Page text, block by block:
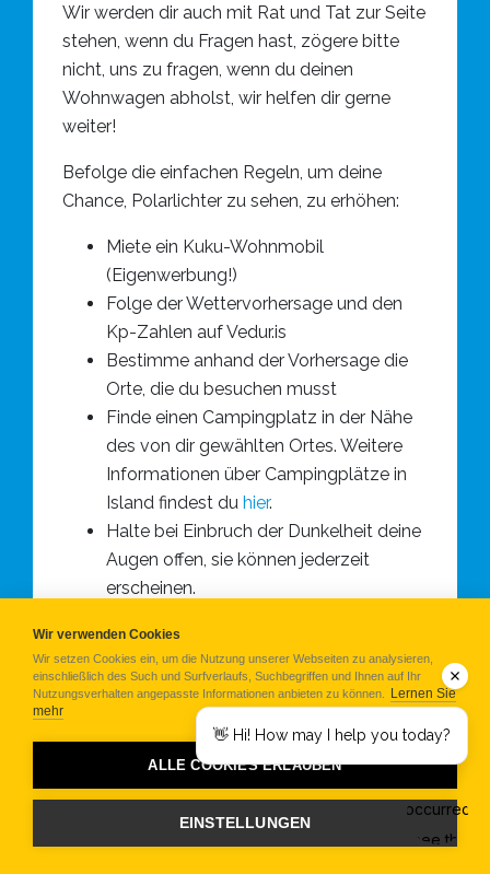
Wir werden dir auch mit Rat und Tat zur Seite
stehen, wenn du Fragen hast, zögere bitte
nicht, uns zu fragen, wenn du deinen
Wohnwagen abholst, wir helfen dir gerne
weiter!
Befolge die einfachen Regeln, um deine
Chance, Polarlichter zu sehen, zu erhöhen:
Miete ein Kuku-Wohnmobil
(Eigenwerbung!)
Folge der Wettervorhersage und den
Kp-Zahlen auf Vedur.is
Bestimme anhand der Vorhersage die
Orte, die du besuchen musst
Finde einen Campingplatz in der Nähe
des von dir gewählten Ortes. Weitere
Informationen über Campingplätze in
Island findest du hier.
Halte bei Einbruch der Dunkelheit deine
Augen offen, sie können jederzeit
erscheinen.
Ein letzter Ratschlag: Nutze diesen Moment
der Ruhe mitten in der Nacht, um dich
vollkommen zu entspannen, und denke
daran, wenn du keine Polarlichter siehst, wirst
du immer noch die Gelegenheit gehabt
haben, den herrlichen isländischen
Sternenhimmel zu betrachten.
Wir verwenden Cookies
Wir setzen Cookies ein, um die Nutzung unserer Webseiten zu analysieren,
einschließlich des Such und Surfverlaufs, Suchbegriffen und Ihnen auf Ihr
Nutzungsverhalten angepasste Informationen anbieten zu können.
Lernen Sie
mehr
ALLE COOKIES ERLAUBEN
EINSTELLUNGEN
👋 Hi! How may I help you today?